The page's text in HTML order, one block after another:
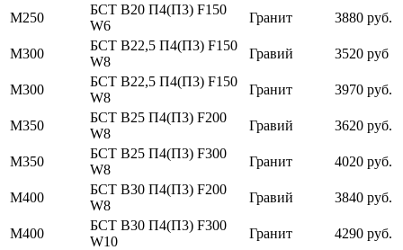
М250
БСТ В20 П4(П3) F150
W6
Гранит 3880 руб.
М300
БСТ В22,5 П4(П3) F150
W8
Гравий 3520 руб
М300
БСТ В22,5 П4(П3) F150
W8
Гранит 3970 руб.
М350
БСТ В25 П4(П3) F200
W8
Гравий 3620 руб.
М350
БСТ В25 П4(П3) F300
W8
Гранит 4020 руб.
М400
БСТ В30 П4(П3) F200
W8
Гравий 3840 руб.
М400
БСТ В30 П4(П3) F300
W10
Гранит
4290 руб.